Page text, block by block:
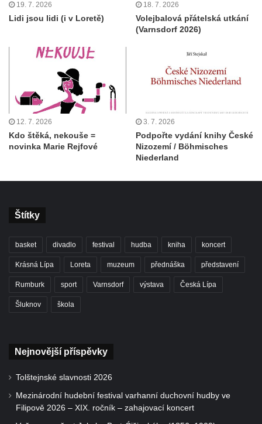
19. 7. 2026
Lidi jsou lidi (i v Loretě)
18. 7. 2026
Volejbalová přátelská utkání
(Varnsdorf 2026)
12. 7. 2026
Kdo štěká, nekouše =
novinka Marie Rejfové
3. 7. 2026
Podpořte vydání knihy České
Nizozemí / Böhmisches
Niederland
Štítky
basket divadlo festival hudba kniha koncert
Krásná Lípa Loreta muzeum přednáška představení
Rumburk sport Varnsdorf výstava Česká Lípa
Šluknov škola
Nejnovější příspěvky
Tolštejnské slavnosti 2026
Mezinárodní hudební festival varhanní duchovní hudby ve
Filipově 2026 – XIX. ročník – zahajovací koncert